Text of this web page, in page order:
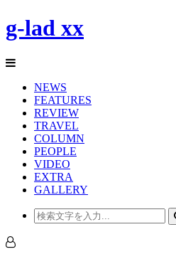
g-lad xx
NEWS
FEATURES
REVIEW
TRAVEL
COLUMN
PEOPLE
VIDEO
EXTRA
GALLERY